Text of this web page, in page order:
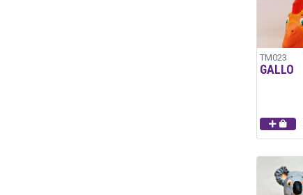
TM023
GALLO